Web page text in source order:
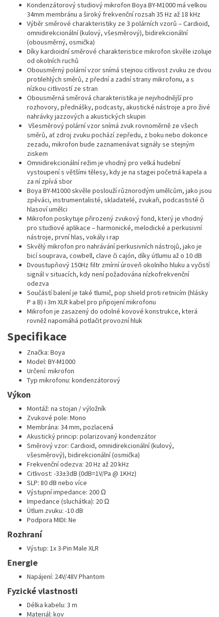
Kondenzátorový studiový mikrofon Boya BY-M1000 má velkou
34mm membránu a široký frekvenční rozsah 35 Hz až 18 kHz
Výběr směrové charakteristiky ze 3 polárních vzorů – Cardioid,
omnidirekcionální (kulový, všesměrový), bidirekcionální
(obousměrný, osmička)
Díky kardioidní směrové charakteristice mikrofon skvěle izoluje
od okolních ruchů
Obousměrný polární vzor snímá stejnou citlivost zvuku ze dvou
protilehlých směrů, z přední a zadní strany mikrofonu, a s
nízkou citlivostí ze stran
Obousměrná směrová charakteristika je nejvhodnější pro
rozhovory, přednášky, podcasty, akustické nástroje a pro živé
nahrávky jazzových a akustických skupin
Všesměrový polární vzor snímá zvuk rovnoměrně ze všech
směrů, ať zdroj zvuku pochází zepředu, z boku nebo dokonce
zezadu, mikrofon bude zaznamenávat signály se stejným
ziskem
Omnidirekcionální režim je vhodný pro velká hudební
vystoupení s většími tělesy, kdy je na stagei početná kapela a
za ní zpívá sbor
Boya BY-M1000 skvěle poslouží různorodým umělcům, jako jsou
zpěváci, instrumentalisté, skladatelé, zvukaři, podcastisté či
hlasoví umělci
Mikrofon poskytuje přirozený zvukový fond, který je vhodný
pro studiové aplikace – harmonické, melodické a perkusivní
nástroje, první hlas, vokály i rap
Skvělý mikrofon pro nahrávání perkusivních nástrojů, jako je
bicí souprava, cowbell, clave či cajón, díky útlumu až o 10 dB
Dvoustupňový 150Hz filtr zmírní úroveň okolního hluku a vyčistí
signál v situacích, kdy není požadována nízkofrekvenční
odezva
Součástí balení je také tlumič, pop shield proti retnicím (hlásky
P a B) i 3m XLR kabel pro připojení mikrofonu
Mikrofon je zasazený do odolné kovové konstrukce, která
rovněž napomáhá potlačit provozní hluk
Specifikace
Značka: Boya
Model: BY-M1000
Určení: mikrofon
Typ mikrofonu: kondenzátorový
Výkon
Montáž: na stojan / výložník
Zvukové pole: Mono
Membrána: 34 mm, pozlacená
Akustický princip: polarizovaný kondenzátor
Směrový vzor: Cardioid, omnidirekcionální (kulový,
všesměrový), bidirekcionální (osmička)
Frekvenční odezva: 20 Hz až 20 kHz
Citlivost: -33±3dB (0dB=1V/Pa @ 1KHz)
SLP: 80 dB nebo více
Výstupní impedance: 200 Ω
Impedance (sluchátka): 20 Ω
Útlum zvuku: -10 dB
Podpora MIDI: Ne
Rozhraní
Výstup: 1x 3-Pin Male XLR
Energie
Napájení: 24V/48V Phantom
Fyzické vlastnosti
Délka kabelu: 3 m
Materiál: kov